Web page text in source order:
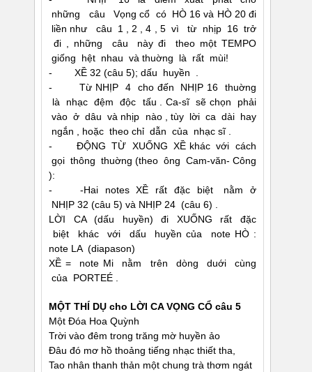
những câu Vọng cổ có HÒ 16 và HÒ 20 đi
liền như câu 1 , 2 , 4 , 5 vì từ nhịp 16 trở
đi , những câu này đi theo một TEMPO
giống hệt nhau và thuờng là rất mùi!
- XỀ 32 (câu 5); dấu huyền .
- Từ NHỊP 4 cho đến NHỊP 16 thuờng
là nhạc đệm độc tấu . Ca-sĩ sẽ chọn phải
vào ở dâu và nhịp nào , tùy lời ca dài hay
ngắn , hoặc theo chỉ dẫn của nhạc sĩ .
- ÐỘNG TỪ XUỐNG XỀ khác với cách
gọi thông thuờng (theo ông Cam-văn- Công
):
- -Hai notes XỀ rất đặc biệt nằm ở
NHỊP 32 (câu 5) và NHỊP 24 (câu 6) .
LỜI CA (dấu huyền) đi XUỐNG rất đặc
biệt khác với dấu huyền của note HÒ :
note LA (diapason)
XỀ = note Mi nằm trên dòng duới cùng
của PORTEÉ .
MỘT THÍ DỤ cho LỜI CA VỌNG CỔ câu 5
Một Ðóa Hoa Quỳnh
Trời vào đêm trong trăng mờ huyền ảo
Ðâu đó mơ hồ thoảng tiếng nhạc thiết tha,
Tao nhân thanh thản một chung trà thơm ngát